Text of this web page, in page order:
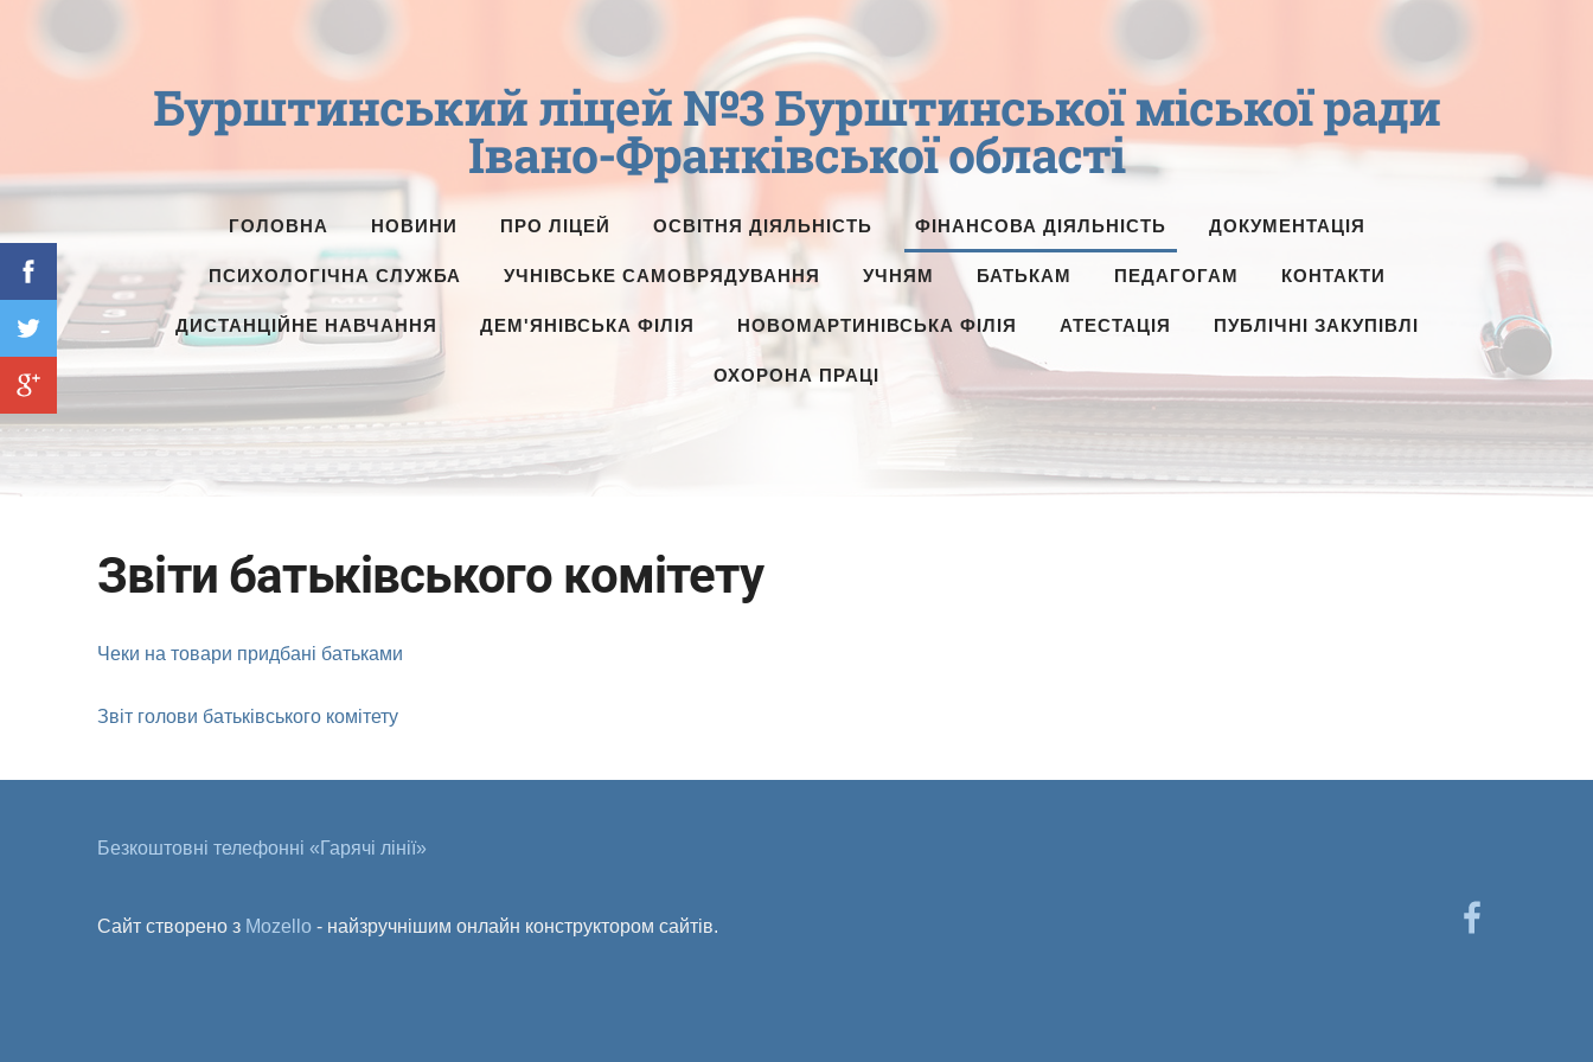
Бурштинський ліцей №3 Бурштинської міської ради
Івано-Франківської області
ГОЛОВНА НОВИНИ ПРО ЛІЦЕЙ ОСВІТНЯ ДІЯЛЬНІСТЬ ФІНАНСОВА ДІЯЛЬНІСТЬ ДОКУМЕНТАЦІЯ
ПСИХОЛОГІЧНА СЛУЖБА УЧНІВСЬКЕ САМОВРЯДУВАННЯ УЧНЯМ БАТЬКАМ ПЕДАГОГАМ КОНТАКТИ
ДИСТАНЦІЙНЕ НАВЧАННЯ ДЕМ'ЯНІВСЬКА ФІЛІЯ НОВОМАРТИНІВСЬКА ФІЛІЯ АТЕСТАЦІЯ ПУБЛІЧНІ ЗАКУПІВЛІ
ОХОРОНА ПРАЦІ
Звіти батьківського комітету
Чеки на товари придбані батьками
Звіт голови батьківського комітету
Безкоштовні телефонні «Гарячі лінії»
Сайт створено з Mozello - найзручнішим онлайн конструктором сайтів.